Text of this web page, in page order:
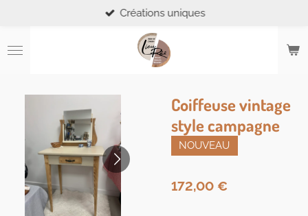
contenu
principal
Créations uniques
Coiffeuse vintage
style campagne
NOUVEAU
172,00 €